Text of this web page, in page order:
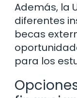
Además, la
diferentes
becas
para los